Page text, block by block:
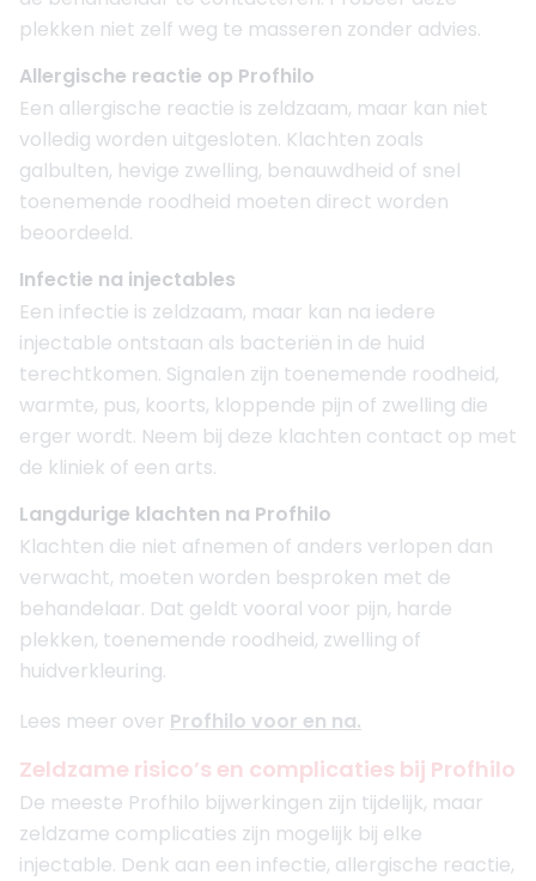
plekken niet zelf weg te masseren zonder advies.
Allergische reactie op Profhilo
Een allergische reactie is zeldzaam, maar kan niet
volledig worden uitgesloten. Klachten zoals
galbulten, hevige zwelling, benauwdheid of snel
toenemende roodheid moeten direct worden
beoordeeld.
Infectie na injectables
Een infectie is zeldzaam, maar kan na iedere
injectable ontstaan als bacteriën in de huid
terechtkomen. Signalen zijn toenemende roodheid,
warmte, pus, koorts, kloppende pijn of zwelling die
erger wordt. Neem bij deze klachten contact op met
de kliniek of een arts.
Langdurige klachten na Profhilo
Klachten die niet afnemen of anders verlopen dan
verwacht, moeten worden besproken met de
behandelaar. Dat geldt vooral voor pijn, harde
plekken, toenemende roodheid, zwelling of
huidverkleuring.
Lees meer over Profhilo voor en na.
Zeldzame risico’s en complicaties bij Profhilo
De meeste Profhilo bijwerkingen zijn tijdelijk, maar
zeldzame complicaties zijn mogelijk bij elke
injectable. Denk aan een infectie, allergische reactie,